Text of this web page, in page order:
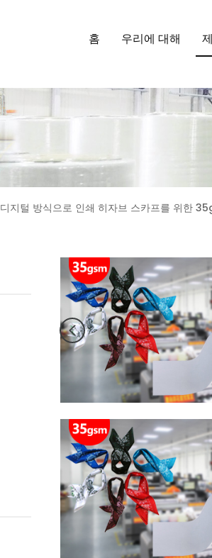
홈 우리에 대해
디지털 방식으로 인쇄 히자브 스카프를 위한